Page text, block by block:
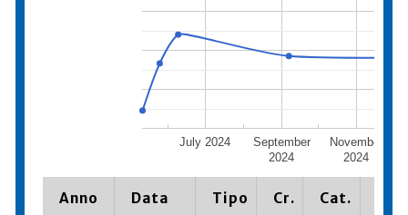
July 2024
September
2024
November
2024
Anno Data Tipo Cr. Cat.